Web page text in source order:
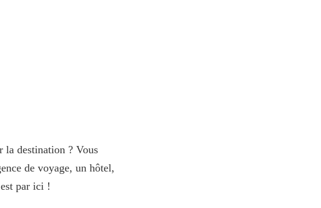
la destination ? Vous
de voyage, un hôtel,
par ici !